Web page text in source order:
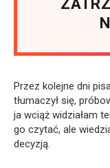
Przez kolejne dni
tłumaczył się,
ja wciąż widziałam
go czytać, ale
decyzją.